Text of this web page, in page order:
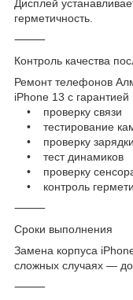
Дисплей
герметичность.
⸻
Контроль качества
Ремонт телефонов
iPhone 13 с гарантией
• проверку связи
• тестирование
• проверку зарядки
• тест динамиков
• проверку
• контроль
⸻
Сроки выполнения
Замена корпуса
сложных случаях — до
⸻